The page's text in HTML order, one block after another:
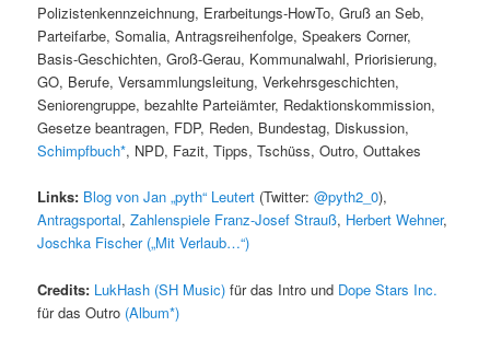
Polizistenkennzeichnung, Erarbeitungs-HowTo, Gruß an Seb,
Parteifarbe, Somalia, Antragsreihenfolge, Speakers Corner,
Basis-Geschichten, Groß-Gerau, Kommunalwahl, Priorisierung,
GO, Berufe, Versammlungsleitung, Verkehrsgeschichten,
Seniorengruppe, bezahlte Parteiämter, Redaktionskommission,
Gesetze beantragen, FDP, Reden, Bundestag, Diskussion,
Schimpfbuch*, NPD, Fazit, Tipps, Tschüss, Outro, Outtakes
Links: Blog von Jan „pyth“ Leutert (Twitter:@pyth2_0),
Antragsportal,Zahlenspiele Franz-Josef Strauß, Herbert Wehner,
Joschka Fischer („Mit Verlaub…“)
Credits: LukHash (SH Music) für das Intro und Dope Stars Inc.
für das Outro (Album*)